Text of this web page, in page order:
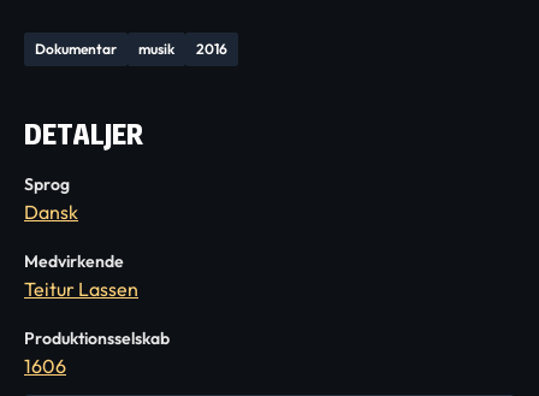
Dokumentar musik 2016
DETALJER
Sprog
Dansk
Medvirkende
Teitur Lassen
Produktionsselskab
1606